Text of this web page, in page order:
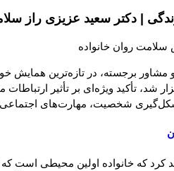
| دکتر سعید عزیزی راز
مشاور برجسته، در تازه‌ترین همایش
شد، تأکید ویژه‌ای بر تأثیر
شکل‌گیری شخصیت، مهارت‌های
کرد که خانواده اولین محیطی است